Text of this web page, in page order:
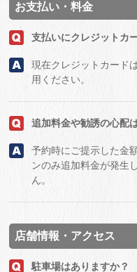
お支払い・料金
支払いにクレジットカ
現在クレジットカード
用ください。
追加料金や勧誘の心配
予約時にご提示した金
ンのみ追加料金が発生
ん。
店舗情報・アクセス
駐車場はありますか？